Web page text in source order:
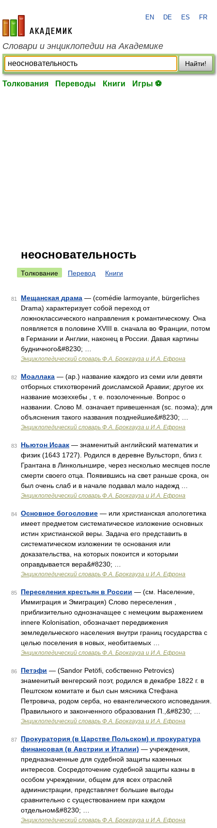
academic.ru
EN DE ES FR
Словари и энциклопедии на Академике
Найти!
Толкования Переводы Книги Игры ⚽
неосновательность
Толкование Перевод Книги
81 Мещанская драма — (comédie larmoyante, bürgerliches
Drama) характеризует собой переход от
ложноклассического направления к романтическому. Она
появляется в половине XVIII в. сначала во Франции, потом
в Германии и Англии, наконец в России. Давая картины
будничного&#8230; …
Энциклопедический словарь Ф.А. Брокгауза и И.А. Ефрона
82 Моаллака — (ар.) название каждого из семи или девяти
отборных стихотворений доисламской Аравии; другое их
название мозеххебы , т. е. позолоченные. Вопрос о
названии. Слово М. означает привешенная (sc. поэма); для
объяснения такого названия позднейшие&#8230; …
Энциклопедический словарь Ф.А. Брокгауза и И.А. Ефрона
83 Ньютон Исаак — знаменитый английский математик и
физик (1643 1727). Родился в деревне Вульсторп, близ г.
Грантана в Линкольншире, через несколько месяцев после
смерти своего отца. Появившись на свет раньше срока, он
был очень слаб и в начале подавал мало надежд …
Энциклопедический словарь Ф.А. Брокгауза и И.А. Ефрона
84 Основное богословие — или христианская апологетика
имеет предметом систематическое изложение основных
истин христианской веры. Задача его представить в
систематическом изложении те основания или
доказательства, на которых покоится и которыми
оправдывается вера&#8230; …
Энциклопедический словарь Ф.А. Брокгауза и И.А. Ефрона
85 Переселения крестьян в России — (см. Население,
Иммиграция и Эмиграция) Слово переселения ,
приблизительно однозначащее с немецким выражением
innere Kolonisation, обозначает передвижения
земледельческого населения внутри границ государства с
целью поселения в новых, необитаемых …
Энциклопедический словарь Ф.А. Брокгауза и И.А. Ефрона
86 Петэфи — (Sandor Petöfi, собственно Petrovics)
знаменитый венгерский поэт, родился в декабре 1822 г. в
Пештском комитате и был сын мясника Стефана
Петровича, родом серба, но евангелического исповедания.
Правильного и законченного образования П.,&#8230; …
Энциклопедический словарь Ф.А. Брокгауза и И.А. Ефрона
87
Прокуратория (в Царстве Польском) и прокуратура
финансовая (в Австрии и Италии) — учреждения,
предназначенные для судебной защиты казенных
интересов. Сосредоточение судебной защиты казны в
особом учреждении, общем для всех отраслей
администрации, представляет большие выгоды
сравнительно с существованием при каждом
отдельном&#8230; …
Энциклопедический словарь Ф.А. Брокгауза и И.А. Ефрона